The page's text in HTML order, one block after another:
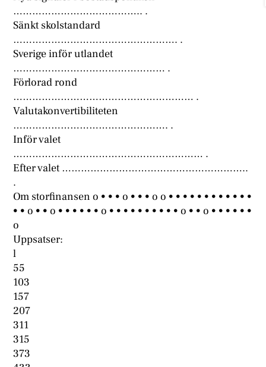
………………………………….. .
Sänkt skolstandard
……………………………………………. .
Sverige inför utlandet
………………………………………… .
Förlorad rond
………………………………………………… .
Valutakonvertibiliteten
…………………………………………. .
Inför valet
…………………………………………………… .
Efter valet …………………………………………………..
.
Om storfinansen o • • • o • • • o o • • • • • • • • • • • •
• • o • • o • • • • • • o • • • • • • • • • • o • • o • • • • • •
o
Uppsatser:
l
55
103
157
207
311
315
373